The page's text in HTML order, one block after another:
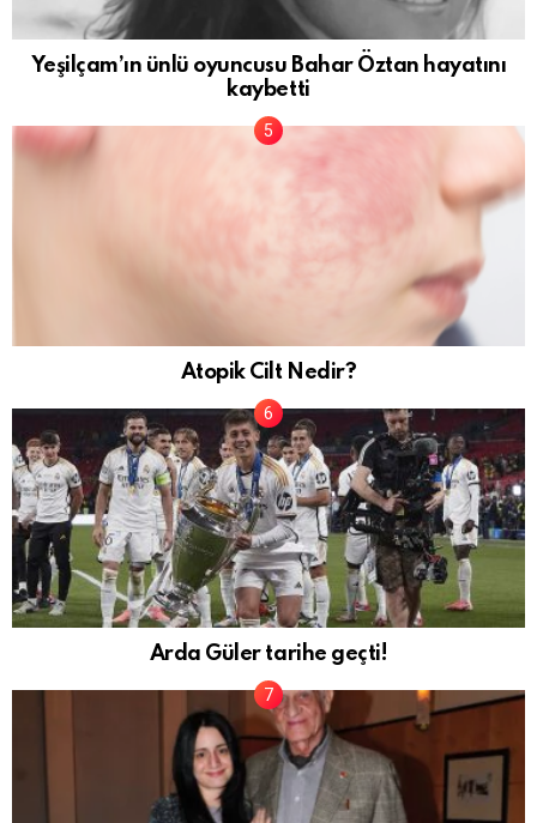
Yeşilçam’ın ünlü oyuncusu Bahar Öztan hayatını
kaybetti
Atopik Cilt Nedir?
Arda Güler tarihe geçti!